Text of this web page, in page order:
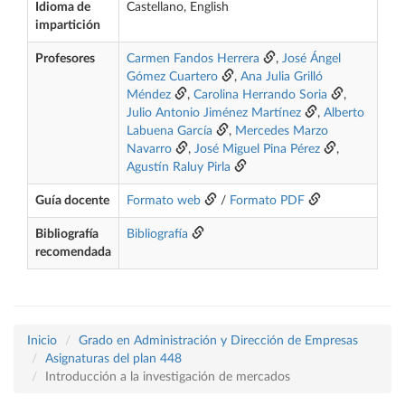
Idioma de
impartición
Castellano, English
Profesores Carmen Fandos Herrera , José Ángel
Gómez Cuartero
, Ana Julia Grilló
Méndez
, Carolina Herrando Soria
,
Julio Antonio Jiménez Martínez
, Alberto
Labuena García
, Mercedes Marzo
Navarro
, José Miguel Pina Pérez
,
Agustín Raluy Pirla
Guía docente Formato web / Formato PDF
Bibliografía
recomendada
Bibliografía
Inicio
Grado en Administración y Dirección de Empresas
Asignaturas del plan 448
Introducción a la investigación de mercados